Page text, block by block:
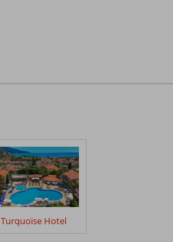
Turquoise Hotel